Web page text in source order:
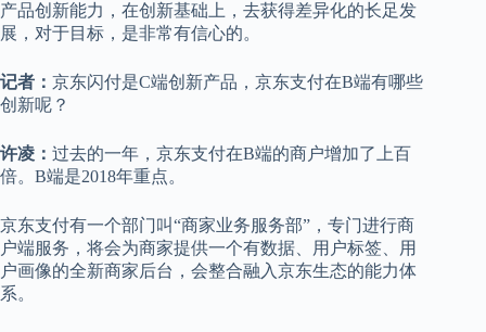
产品创新能力，在创新基础上，去获得差异化的长足发
展，对于目标，是非常有信心的。
记者： 京东闪付是C端创新产品，京东支付在B端有哪些
创新呢？
许凌： 过去的一年，京东支付在B端的商户增加了上百
倍。B端是2018年重点。
京东支付有一个部门叫“商家业务服务部”，专门进行商
户端服务，将会为商家提供一个有数据、用户标签、用
户画像的全新商家后台，会整合融入京东生态的能力体
系。